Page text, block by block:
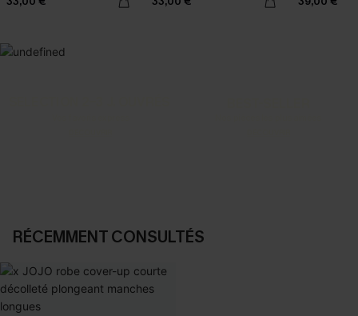
RÉCEMMENT CONSULTÉS